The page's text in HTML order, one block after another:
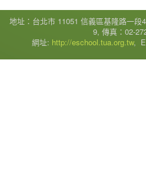
地址：台北市 11051 信義區基隆路一段
9, 傳真：02-
網址: http://eschool.tua.org.tw,